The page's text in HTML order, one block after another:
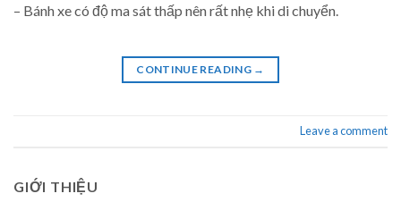
– Bánh xe có độ ma sát thấp nên rất nhẹ khi di chuyển.
CONTINUE READING →
Leave a comment
GIỚI THIỆU